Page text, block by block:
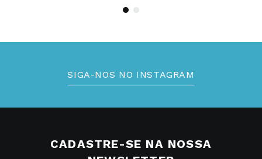
SIGA-NOS NO INSTAGRAM
CADASTRE-SE NA NOSSA